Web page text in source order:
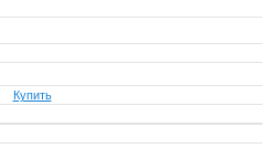
Купить